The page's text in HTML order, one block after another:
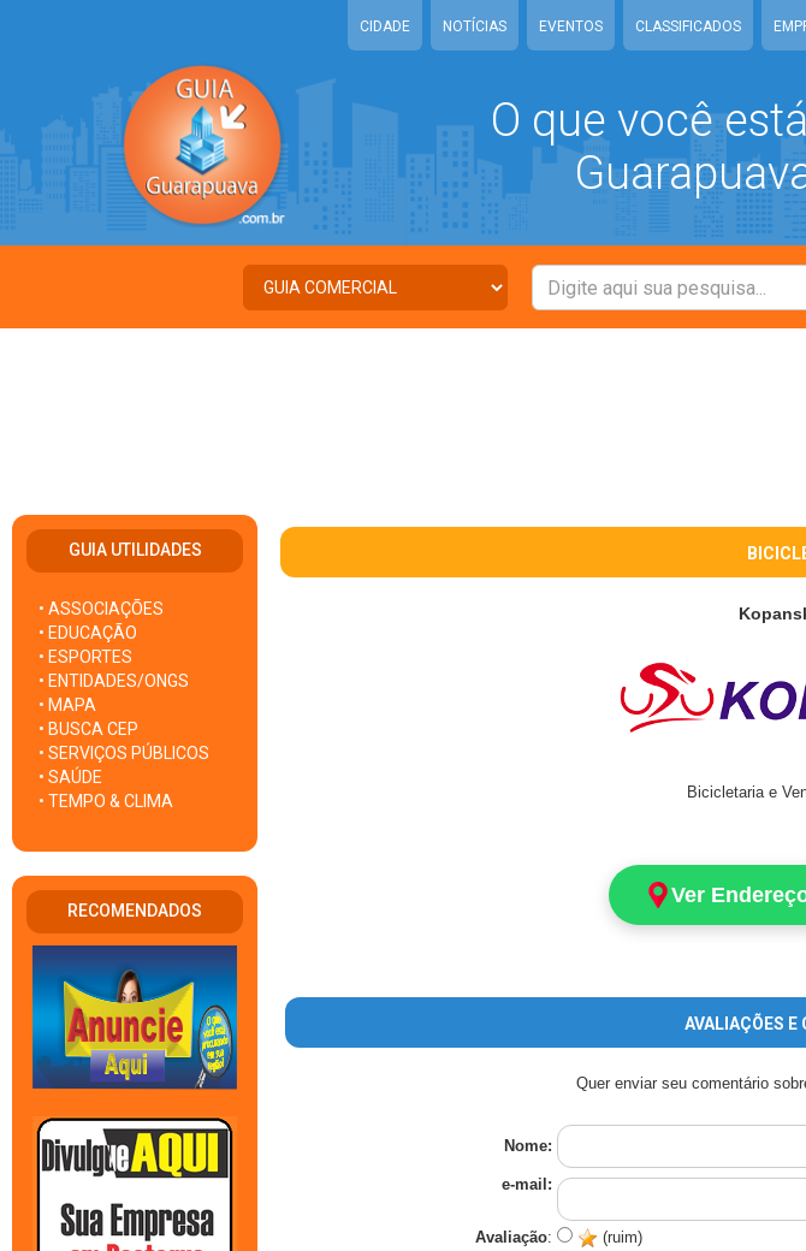
CIDADE NOTÍCIAS EVENTOS CLASSIFICADOS
O que você
GUIA UTILIDADES
• ASSOCIAÇÕES
• EDUCAÇÃO
• ESPORTES
• ENTIDADES/ONGS
• MAPA
• BUSCA CEP
• SERVIÇOS PÚBLICOS
• SAÚDE
• TEMPO & CLIMA
RECOMENDADOS
Bicicletaria e
Ver
AVALIAÇÕES E
Quer enviar seu comentário
Nome:
e-mail:
Avaliação:
(ruim)